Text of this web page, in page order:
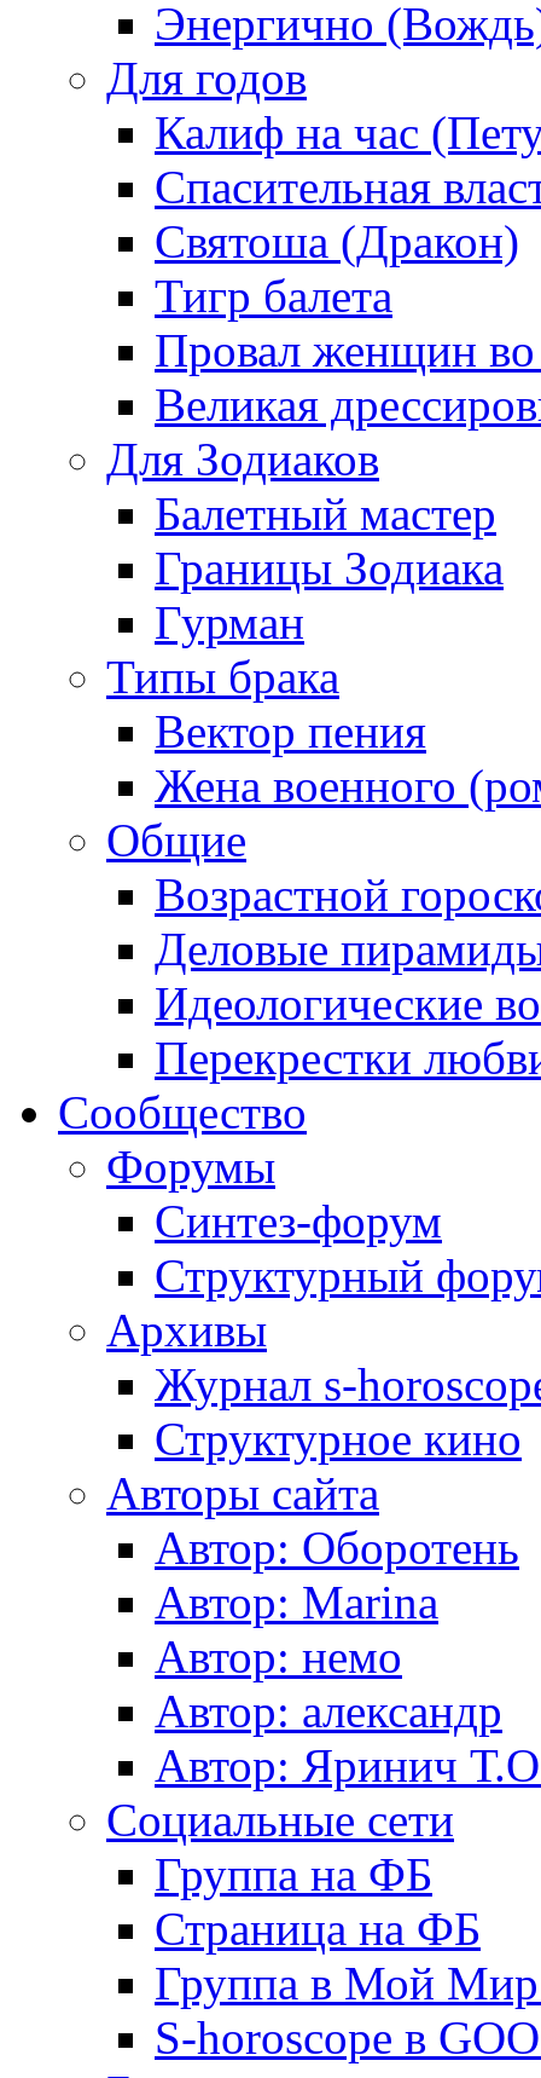
Энергично
Для годов
Калиф на час
Спасительная
Святоша (Дракон)
Тигр балета
Провал женщин во
Великая
Для Зодиаков
Балетный мастер
Границы Зодиака
Гурман
Типы брака
Вектор пения
Жена военного
Общие
Возрастной
Деловые
Идеологические
Перекрестки
Сообщество
Форумы
Синтез-форум
Структурный
Архивы
Журнал s-
Структурное кино
Авторы сайта
Автор: Оборотень
Автор: Marina
Автор: немo
Автор: александр
Автор: Яринич
Социальные сети
Группа на ФБ
Страница на ФБ
Группа в Мой
S-horoscope в